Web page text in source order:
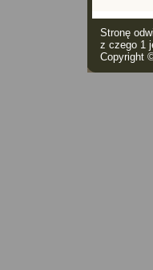
Stronę
z czego 1
Copyright